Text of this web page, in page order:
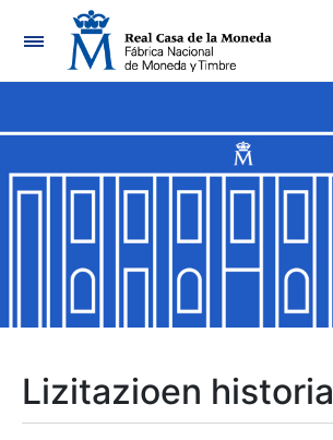
Nabigazioa
Erakutsi/Ezkutatu
Erakutsi/Ezkutatu
Erakutsi/Ezkutatu
Lizitazioen historia